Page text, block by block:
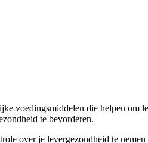
voedingsmiddelen die helpen om
te bevorderen.
over je levergezondheid te